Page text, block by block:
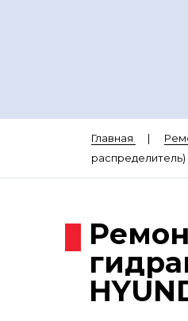
Главная
распределитель)